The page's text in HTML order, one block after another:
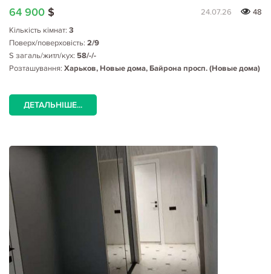
64 900 $ 24.07.26
48
Кількість кімнат: 3
Поверх/поверховість: 2/9
S загаль/житл/кух: 58/-/-
Розташування: Харьков, Новые дома, Байрона просп. (Новые дома)
ДЕТАЛЬНІШЕ...